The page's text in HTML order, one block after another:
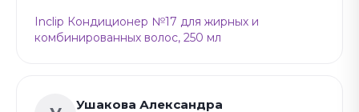
Inclip Кондиционер №17 для жирных и
комбинированных волос, 250 мл
Ушакова Александра